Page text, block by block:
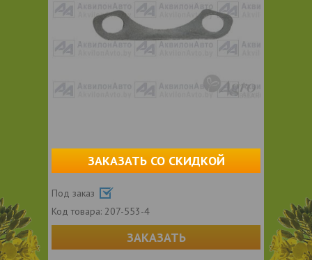
ЗАКАЗАТЬ СО СКИДКОЙ
Под заказ
Код товара: 207-553-4
ЗАКАЗАТЬ